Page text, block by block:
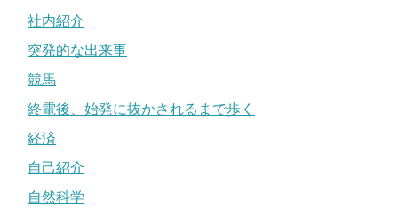
社内紹介
突発的な出来事
競馬
終電後、始発に抜かされるまで歩く
経済
自己紹介
自然科学